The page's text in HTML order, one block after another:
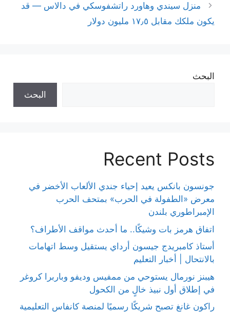
منزل سيندي وهاورد راتشفوسكي في دالاس — قد
يكون ملكك مقابل ١٧٫٥ مليون دولار
البحث
البحث
Recent Posts
جونسون بانكس يعيد إحياء جندي الألعاب الأخضر في
معرض «الطفولة في الحرب» بمتحف الحرب
الإمبراطوري بلندن
اتفاق هرمز بات وشيكًا.. ما أحدث مواقف الأطراف؟
أستاذ كامبريدج جيسون أرداي يستقيل وسط اتهامات
بالانتحال | أخبار التعليم
هيبنز نورمال يستوحي من ممفيس وديفو وباربرا كروغر
في إطلاق أول نبيذ خالٍ من الكحول
راكون غانغ تصبح شريكًا رسميًا لمنصة كانفاس التعليمية